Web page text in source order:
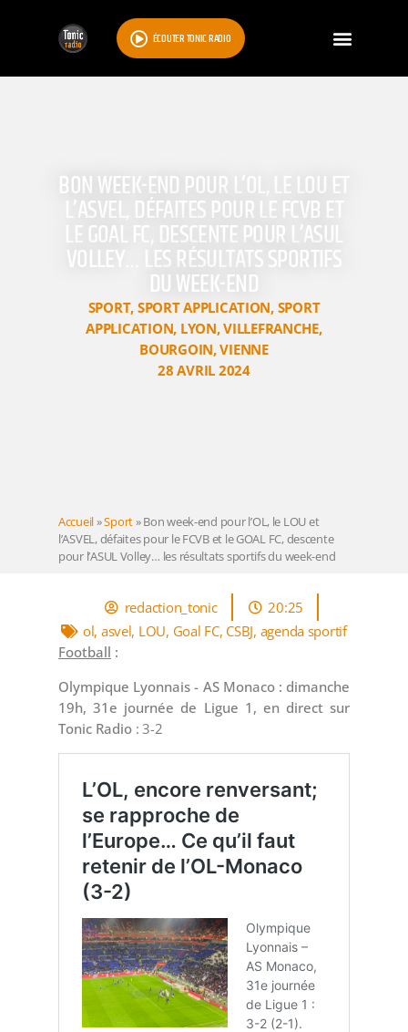
ÉCOUTER TONIC RADIO
BON WEEK-END POUR L’OL, LE LOU ET
L’ASVEL, DÉFAITES POUR LE FCVB ET
LE GOAL FC, DESCENTE POUR L’ASUL
VOLLEY… LES RÉSULTATS SPORTIFS
DU WEEK-END
SPORT, SPORT APPLICATION, SPORT
APPLICATION, LYON,VILLEFRANCHE,
BOURGOIN,VIENNE
28 AVRIL 2024
Accueil»Sport»Bon week-end pour l’OL, le LOU et
l’ASVEL, défaites pour le FCVB et le GOAL FC, descente
pour l’ASUL Volley… les résultats sportifs du week-end
redaction_tonic
20:25
ol, asvel, LOU, Goal FC, CSBJ, agenda sportif
Football :
Olympique Lyonnais - AS Monaco : dimanche
19h, 31e journée de Ligue 1, en direct sur
Tonic Radio : 3-2